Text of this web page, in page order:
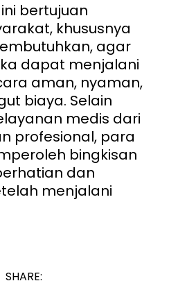
bertujuan
khususnya
agar
dapat menjalani
aman, nyaman,
biaya. Selain
medis dari
profesional, para
bingkisan
dan
menjalani
SHARE: